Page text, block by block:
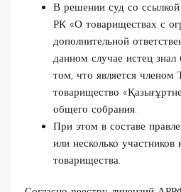
В решении суд со
РК «О товариществах с
дополнительной
данном случае истец
том, что является
товарищество
общего собрания.
При этом в составе
или несколько участников
товарищества.